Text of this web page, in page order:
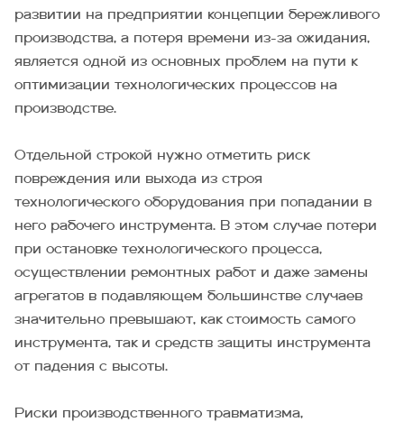
развитии на предприятии концепции бережливого
производства, а потеря времени из-за ожидания,
является одной из основных проблем на пути к
оптимизации технологических процессов на
производстве.
Отдельной строкой нужно отметить риск
повреждения или выхода из строя
технологического оборудования при попадании в
него рабочего инструмента. В этом случае потери
при остановке технологического процесса,
осуществлении ремонтных работ и даже замены
агрегатов в подавляющем большинстве случаев
значительно превышают, как стоимость самого
инструмента, так и средств защиты инструмента
от падения с высоты.
Риски производственного травматизма,